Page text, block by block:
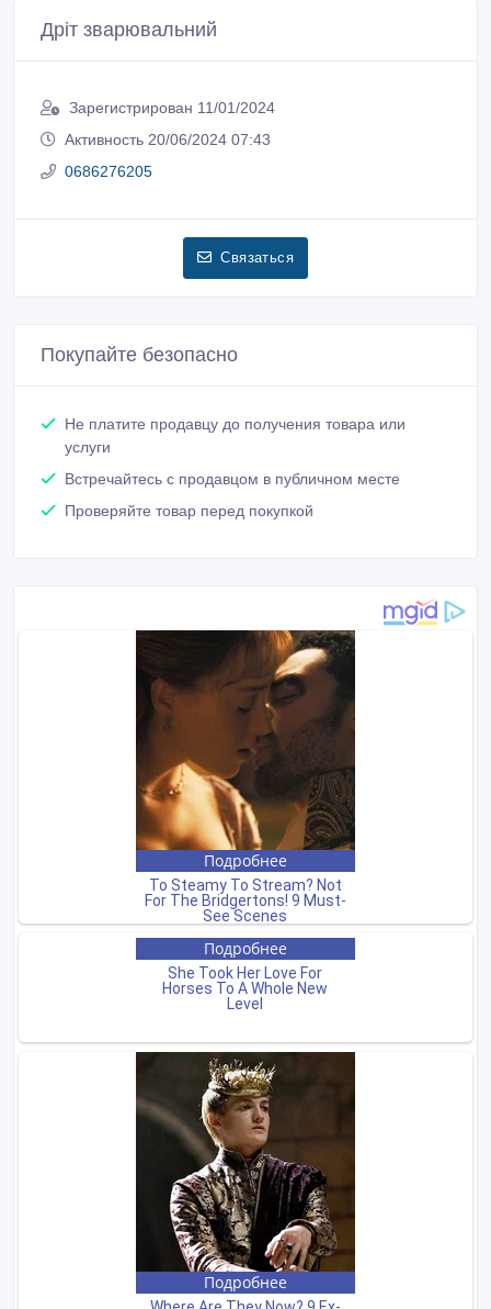
Дріт зварювальний
Зарегистрирован 11/01/2024
Активность 20/06/2024 07:43
0686276205
Связаться
Покупайте безопасно
Не платите продавцу до получения товара или
услуги
Встречайтесь с продавцом в публичном месте
Проверяйте товар перед покупкой